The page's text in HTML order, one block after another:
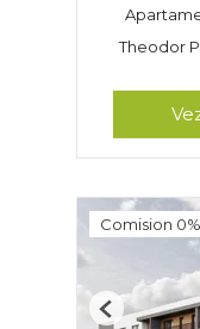
Theodor
Comision 0%
Previous